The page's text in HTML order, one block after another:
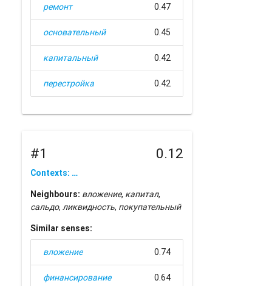
ремонт 0.47
основательный 0.45
капитальный 0.42
перестройка 0.42
#1 0.12
Contexts: …
Neighbours: вложение, капитал,
сальдо,ликвидность, покупательный
Similar senses:
вложение 0.74
финансирование 0.64